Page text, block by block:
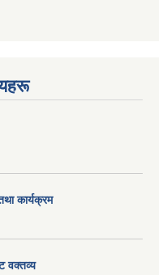
कार्यक्रम
वक्तव्य